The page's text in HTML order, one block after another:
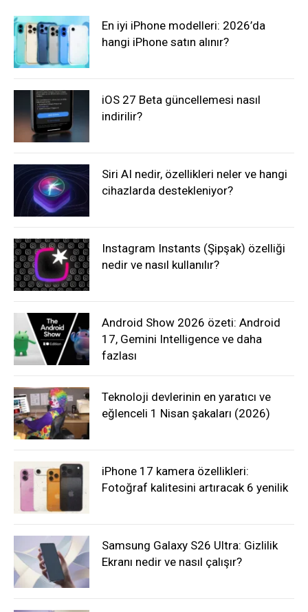
En iyi iPhone modelleri: 2026’da
hangi iPhone satın alınır?
iOS 27 Beta güncellemesi nasıl
indirilir?
Siri AI nedir, özellikleri neler ve hangi
cihazlarda destekleniyor?
Instagram Instants (Şipşak) özelliği
nedir ve nasıl kullanılır?
Android Show 2026 özeti: Android
17, Gemini Intelligence ve daha
fazlası
Teknoloji devlerinin en yaratıcı ve
eğlenceli 1 Nisan şakaları (2026)
iPhone 17 kamera özellikleri:
Fotoğraf kalitesini artıracak 6 yenilik
Samsung Galaxy S26 Ultra: Gizlilik
Ekranı nedir ve nasıl çalışır?